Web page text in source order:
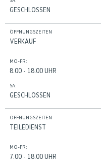
GESCHLOSSEN
ÖFFNUNGSZEITEN
VERKAUF
MO-FR:
8.00 - 18.00 UHR
SA:
GESCHLOSSEN
ÖFFNUNGSZEITEN
TEILEDIENST
MO-FR:
7.00 - 18.00 UHR